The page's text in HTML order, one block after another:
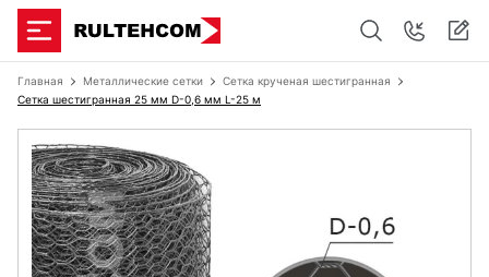
Главная Металлические сетки
Сетка крученая шестигранная
Сетка шестигранная 25 мм D-0,6 мм L-25 м